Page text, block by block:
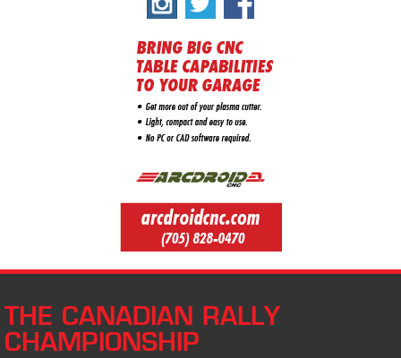
THE CANADIAN RALLY
CHAMPIONSHIP